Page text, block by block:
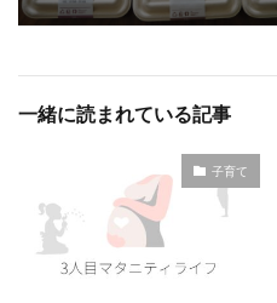
一緒に読まれている記事
子育て